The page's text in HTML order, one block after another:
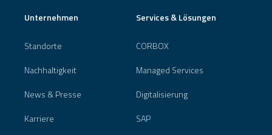
Unternehmen
Standorte
Nachhaltigkeit
News & Presse
Karriere
Services & Lösungen
CORBOX
Managed Services
Digitalisierung
SAP